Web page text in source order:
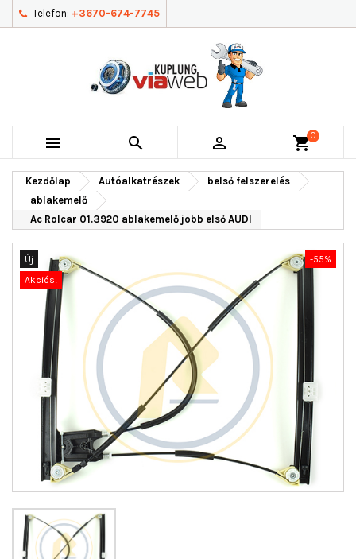
Telefon: +3670-674-7745
   shopping_cart0
Kezdőlap Autóalkatrészek
belső felszerelés
ablakemelő
Ac Rolcar 01.3920 ablakemelő jobb első AUDI
Új
-55%
Akciós!